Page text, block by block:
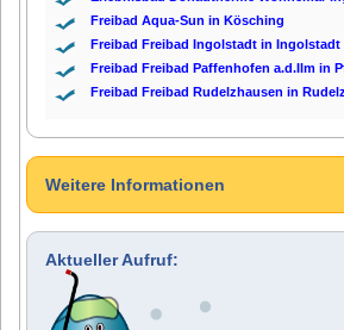
Freibad Aqua-Sun in Kösching
Freibad Freibad Ingolstadt in Ingolstadt
Freibad Freibad Paffenhofen a.d.Ilm in
Freibad Freibad Rudelzhausen in
Weitere Informationen
Aktueller Aufruf: